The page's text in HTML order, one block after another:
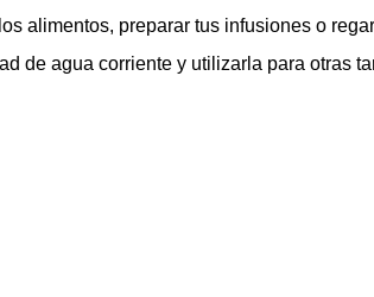
alimentos, preparar tus infusiones o
de agua corriente y utilizarla para otras